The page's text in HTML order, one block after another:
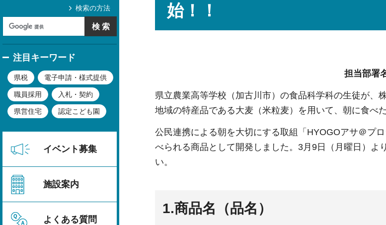
検索の方法
注目キーワード
県税 電子申請・様式提供
職員採用 入札・契約
県営住宅 認定こども園
イベント募集
施設案内
よくある質問
始！！
担当部署
県立農業高等学校（加古川市）の食品科学科の生徒が、
地域の特産品である大麦（米粒麦）を用いて、朝に食べ
公民連携による朝を大切にする取組「HYOGOアサ＠プ
べられる商品として開発しました。3月9日（月曜日）よ
い。
1.商品名（品名）